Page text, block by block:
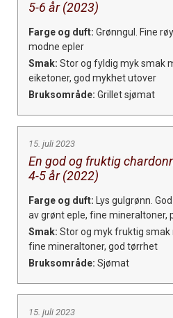
5-6 år (2023)
Farge og duft: Grønngul. Fine
modne epler
Smak: Stor og fyldig myk smak
eiketoner, god mykhet utover
Bruksområde: Grillet sjømat
15. juli 2023
En god og fruktig
4-5 år (2022)
Farge og duft: Lys gulgrønn.
av grønt eple, fine mineraltoner,
Smak: Stor og myk fruktig smak
fine mineraltoner, god tørrhet
Bruksområde: Sjømat
15. juli 2023